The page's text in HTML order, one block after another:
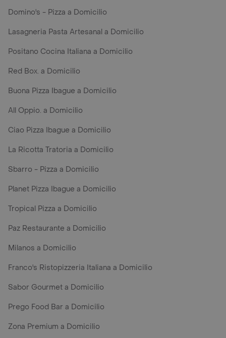
Domino's - Pizza a Domicilio
Lasagneria Pasta Artesanal a Domicilio
Positano Cocina Italiana a Domicilio
Red Box. a Domicilio
Buona Pizza Ibague a Domicilio
All Oppio. a Domicilio
Ciao Pizza Ibague a Domicilio
La Ricotta Tratoria a Domicilio
Sbarro - Pizza a Domicilio
Planet Pizza Ibague a Domicilio
Tropical Pizza a Domicilio
Paz Restaurante a Domicilio
Milanos a Domicilio
Franco's Ristopizzeria Italiana a Domicilio
Sabor Gourmet a Domicilio
Prego Food Bar a Domicilio
Zona Premium a Domicilio